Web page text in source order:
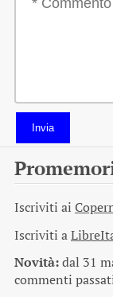
Invia
Iscriviti ai
Iscriviti a
Novità:dal 31
commenti